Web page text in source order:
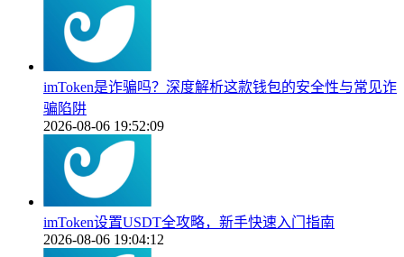
imToken是诈骗吗？深度解析这款钱包的安全性与常见诈
骗陷阱
2026-08-06 19:52:09
imToken设置USDT全攻略，新手快速入门指南
2026-08-06 19:04:12